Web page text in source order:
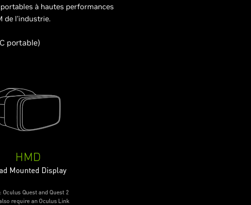
à hautes performances
de l’industrie.
portable)